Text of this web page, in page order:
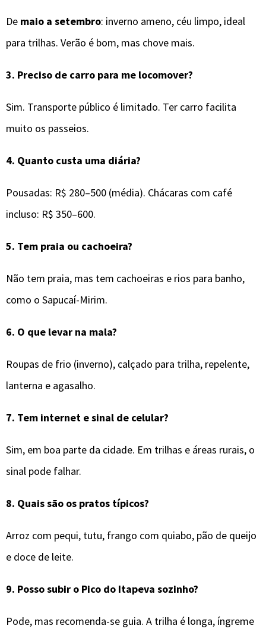
De maio a setembro: inverno ameno, céu limpo, ideal
para trilhas. Verão é bom, mas chove mais.
3. Preciso de carro para me locomover?
Sim. Transporte público é limitado. Ter carro facilita
muito os passeios.
4. Quanto custa uma diária?
Pousadas: R$ 280–500 (média). Chácaras com café
incluso: R$ 350–600.
5. Tem praia ou cachoeira?
Não tem praia, mas tem cachoeiras e rios para banho,
como o Sapucaí-Mirim.
6. O que levar na mala?
Roupas de frio (inverno), calçado para trilha, repelente,
lanterna e agasalho.
7. Tem internet e sinal de celular?
Sim, em boa parte da cidade. Em trilhas e áreas rurais, o
sinal pode falhar.
8. Quais são os pratos típicos?
Arroz com pequi, tutu, frango com quiabo, pão de queijo
e doce de leite.
9. Posso subir o Pico do Itapeva sozinho?
Pode, mas recomenda-se guia. A trilha é longa, íngreme